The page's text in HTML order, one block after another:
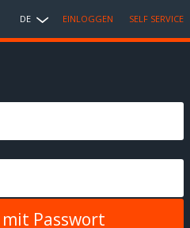
DE EINLOGGEN SELF SERVICE